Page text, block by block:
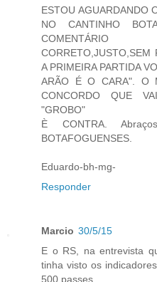
ESTOU AGUARDANDO
NO CANTINHO
COMENTÁRIO
CORRETO,JUSTO,SEM
A PRIMEIRA PARTIDA
ARÃO É O CARA". O
CONCORDO QUE
"GROBO"
È CONTRA.
BOTAFOGUENSES.
Eduardo-bh-mg-
Responder
Marcio 30/5/15
E o RS, na entrevista
tinha visto os
500 passes.